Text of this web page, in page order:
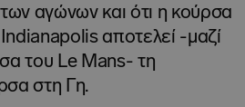
αγώνων και ότι η κούρσα
αποτελεί -μαζί
του Le Mans- τη
στη Γη.